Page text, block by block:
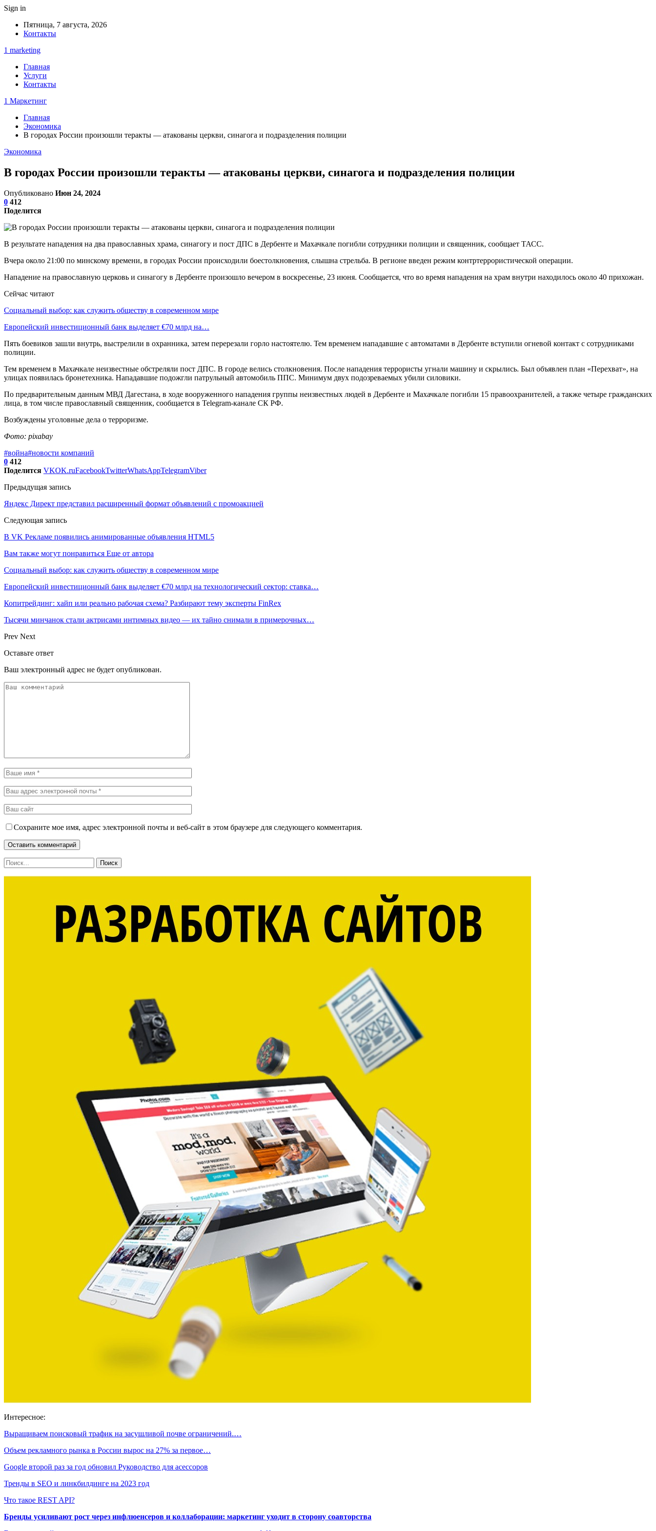
Sign in
Пятница, 7 августа, 2026
Контакты
1 marketing
Главная
Услуги
Контакты
1 Маркетинг
Главная
Экономика
В городах России произошли теракты — атакованы церкви, синагога и подразделения полиции
Экономика
В городах России произошли теракты — атакованы церкви, синагога и подразделения полиции
Опубликовано Июн 24, 2024
0 412
Поделится
В результате нападения на два православных храма, синагогу и пост ДПС в Дербенте и Махачкале погибли сотрудники полиции и священник, сообщает ТАСС.
Вчера около 21:00 по минскому времени, в городах России происходили боестолкновения, слышна стрельба. В регионе введен режим контртеррористической операции.
Нападение на православную церковь и синагогу в Дербенте произошло вечером в воскресенье, 23 июня. Сообщается, что во время нападения на храм внутри находилось около 40 прихожан.
Сейчас читают
Социальный выбор: как служить обществу в современном мире
Европейский инвестиционный банк выделяет €70 млрд на…
Пять боевиков зашли внутрь, выстрелили в охранника, затем перерезали горло настоятелю. Тем временем нападавшие с автоматами в Дербенте вступили огневой контакт с сотрудниками
полиции.
Тем временем в Махачкале неизвестные обстреляли пост ДПС. В городе велись столкновения. После нападения террористы угнали машину и скрылись. Был объявлен план «Перехват», на
улицах появилась бронетехника. Нападавшие подожгли патрульный автомобиль ППС. Минимум двух подозреваемых убили силовики.
По предварительным данным МВД Дагестана, в ходе вооруженного нападения группы неизвестных людей в Дербенте и Махачкале погибли 15 правоохранителей, а также четыре гражданских
лица, в том числе православный священник, сообщается в Telegram-канале СК РФ.
Возбуждены уголовные дела о терроризме.
Фото: pixabay
#война#новости компаний
0 412
Поделится VKOK.ruFacebookTwitterWhatsAppTelegramViber
Предыдущая запись
Яндекс Директ представил расширенный формат объявлений с промоакцией
Следующая запись
В VK Рекламе появились анимированные объявления HTML5
Вам также могут понравиться Еще от автора
Социальный выбор: как служить обществу в современном мире
Европейский инвестиционный банк выделяет €70 млрд на технологический сектор: ставка…
Копитрейдинг: хайп или реально рабочая схема? Разбирают тему эксперты FinRex
Тысячи минчанок стали актрисами интимных видео — их тайно снимали в примерочных…
Prev Next
Оставьте ответ
Ваш электронный адрес не будет опубликован.
Сохраните мое имя, адрес электронной почты и веб-сайт в этом браузере для следующего комментария.
Интересное:
Выращиваем поисковый трафик на засушливой почве ограничений.…
Объем рекламного рынка в России вырос на 27% за первое…
Google второй раз за год обновил Руководство для асессоров
Тренды в SEO и линкбилдинге на 2023 год
Что такое REST API?
Бренды усиливают рост через инфлюенсеров и коллаборации: маркетинг уходит в сторону соавторства